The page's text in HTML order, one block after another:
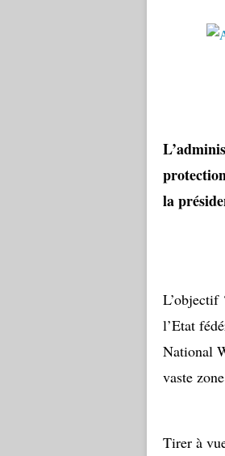
la
L’objectif
l’Etat
National
vaste
Tirer à